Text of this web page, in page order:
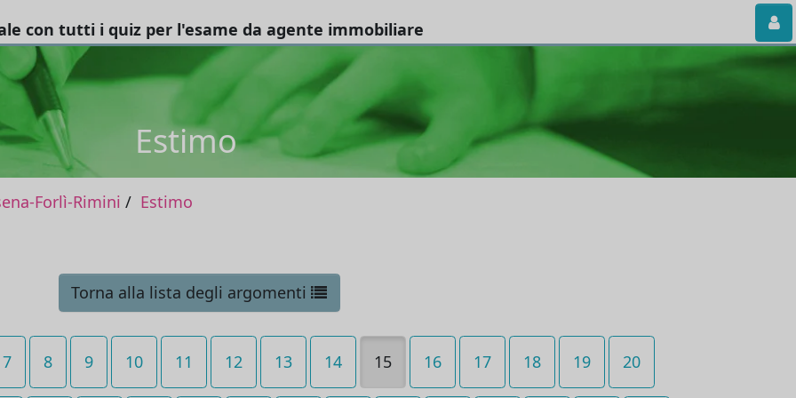
con tutti i quiz per l'esame da agente immobiliare
Estimo
Forlì-Rimini Estimo
Torna alla lista degli argomenti
7 8 9 10 11 12 13 14 15 16 17 18 19 20